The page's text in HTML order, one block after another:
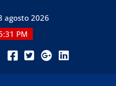
agosto 2026
PM